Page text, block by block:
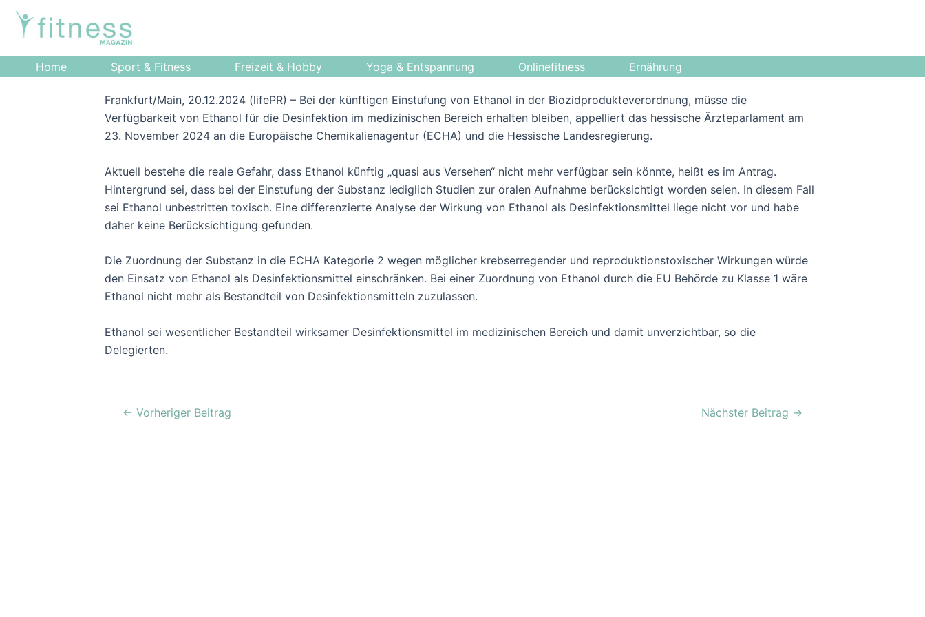
Zum
Inhalt
Home
Sport & Fitness Freizeit & Hobby Yoga & Entspannung Onlinefitness Ernährung
Frankfurt/Main, 20.12.2024 (lifePR) – Bei der künftigen Einstufung von Ethanol in der Biozidprodukteverordnung, müsse die
Verfügbarkeit von Ethanol für die Desinfektion im medizinischen Bereich erhalten bleiben, appelliert das hessische Ärzteparlament am
23. November 2024 an die Europäische Chemikalienagentur (ECHA) und die Hessische Landesregierung.
Aktuell bestehe die reale Gefahr, dass Ethanol künftig „quasi aus Versehen“ nicht mehr verfügbar sein könnte, heißt es im Antrag.
Hintergrund sei, dass bei der Einstufung der Substanz lediglich Studien zur oralen Aufnahme berücksichtigt worden seien. In diesem Fall
sei Ethanol unbestritten toxisch. Eine differenzierte Analyse der Wirkung von Ethanol als Desinfektionsmittel liege nicht vor und habe
daher keine Berücksichtigung gefunden.
Die Zuordnung der Substanz in die ECHA Kategorie 2 wegen möglicher krebserregender und reproduktionstoxischer Wirkungen würde
den Einsatz von Ethanol als Desinfektionsmittel einschränken. Bei einer Zuordnung von Ethanol durch die EU Behörde zu Klasse 1 wäre
Ethanol nicht mehr als Bestandteil von Desinfektionsmitteln zuzulassen.
Ethanol sei wesentlicher Bestandteil wirksamer Desinfektionsmittel im medizinischen Bereich und damit unverzichtbar, so die
Delegierten.
navigation
← Vorheriger Beitrag Nächster Beitrag →